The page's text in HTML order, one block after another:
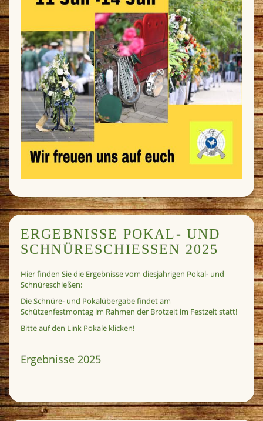
ERGEBNISSE POKAL- UND
SCHNÜRESCHIESSEN 2025
Hier finden Sie die Ergebnisse vom diesjährigen Pokal- und
Schnüreschießen:
Die Schnüre- und Pokalübergabe findet am
Schützenfestmontag im Rahmen der Brotzeit im Festzelt statt!
Bitte auf den Link Pokale klicken!
Ergebnisse 2025